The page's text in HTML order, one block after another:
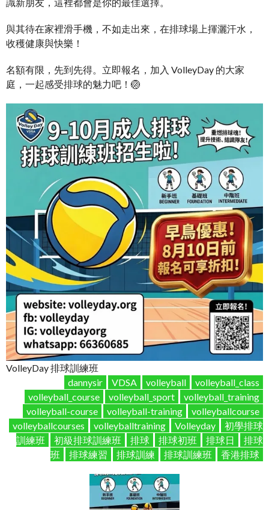
與其待在家裡滑手機，不如走出來，在排球場上揮灑汗水，
收穫健康與快樂！
名額有限，先到先得。立即報名，加入 VolleyDay 的大家
庭，一起感受排球的魅力吧！🏐
VolleyDay 排球訓練班
dannysir
VDSA volleyball
volleyball_class
volleyball_course
volleyball_sport
volleyball_training
volleyball-course
volleyball-training
volleyballcourse
volleyballcourses
volleyballtraining Volleyday
初學排球
訓練班
初級排球訓練班 排球 排球初班 排球日
排球
班
排球練習 排球訓練 排球訓練班 香港排球